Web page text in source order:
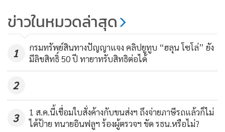
ประมาณ 10 คน โดยนายกรณ์แถลงว่า นโยบายของพรรคจะรื้อ
ระบบเก็บข้อมูลของ บริษัท ข้อมูลเครดิตแห่งชาติ จำกัด หรือ
เครดิตบูโร โดยแทนที่จะเก็บข้อมูลเพียงแค่ประวัติการชำระหนี้
ของสถาบันการเงินเพียงอย่างเดียว ให้สามารถนำข้อมูลทุกชนิด
ค่าโทรศัพท์ เพราะเห็นว่าควรมีประวัติที่เป็นบวกต่อชีวิตด้วย
ไม่ใช่เอาเพียงแค่ข้อมูลในอดีตที่เป็นลบ มาเป็นตัวพิจารณา
เครดิตเพียงเท่านั้น
203
ล้านบาท ยอดจองเกินเป้า
ข่าวในหมวดล่าสุด
1
กรมทรัพย์สินทางปัญญาแจง คลิปยูทูบ “ฮลุน โซโล่” ยัง
มีลิขสิทธิ์ 50 ปี ทายาทรับสิทธิต่อได้
2
3
1 ส.ค.นี้เชื่อมใบสั่งค้างกับขนส่งฯ ถึงจ่ายภาษีรถแล้วก็ไม่
ได้ป้าย ทนายอินฟลูฯ ร้องผู้ตรวจฯ ขัด รธน.หรือไม่?